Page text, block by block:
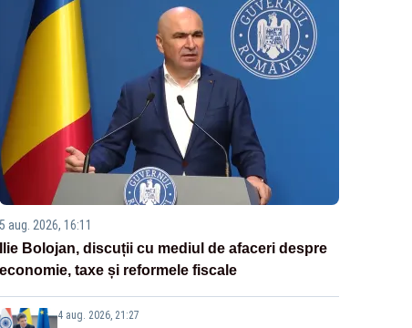
5 aug. 2026, 16:11
Ilie Bolojan, discuții cu mediul de afaceri despre
economie, taxe și reformele fiscale
4 aug. 2026, 21:27